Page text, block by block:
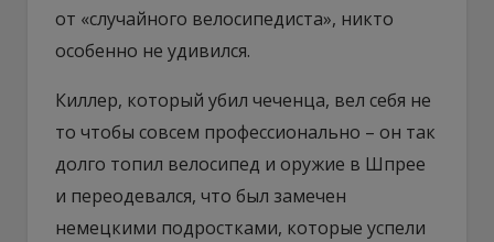
от «случайного велосипедиста», никто
особенно не удивился.
Киллер, который убил чеченца, вел себя не
то чтобы совсем профессионально – он так
долго топил велосипед и оружие в Шпрее
и переодевался, что был замечен
немецкими подростками, которые успели